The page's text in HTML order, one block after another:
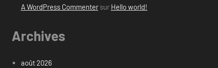
A WordPress Commentersur Hello world!
Archives
août 2026